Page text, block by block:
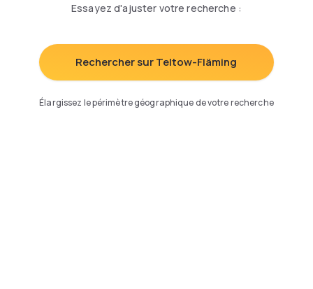
Essayez d'ajuster votre recherche :
Rechercher sur Teltow-Fläming
Élargissez le périmètre géographique de votre recherche